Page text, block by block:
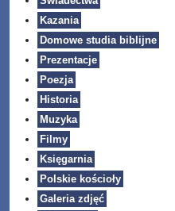
Kazania
Domowe studia biblijne
Prezentacje
Poezja
Historia
Muzyka
Filmy
Księgarnia
Polskie kościoły
Galeria zdjęć